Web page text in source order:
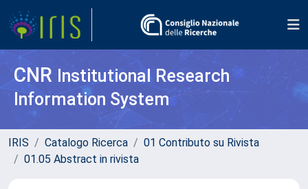
CNR Institutional Research
Information System
IRIS Catalogo Ricerca
01 Contributo su Rivista
01.05 Abstract in rivista